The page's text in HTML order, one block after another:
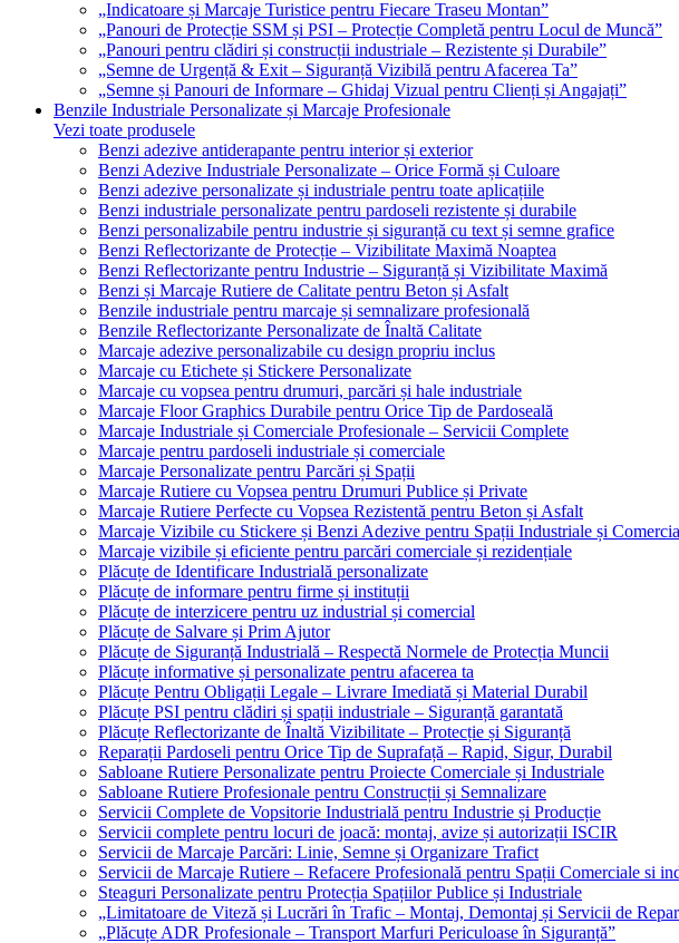
„Indicatoare și Marcaje Turistice pentru Fiecare Traseu Montan”
„Panouri de Protecție SSM și PSI – Protecție Completă pentru Locul de Muncă”
„Panouri pentru clădiri și construcții industriale – Rezistente și Durabile”
„Semne de Urgență & Exit – Siguranță Vizibilă pentru Afacerea Ta”
„Semne și Panouri de Informare – Ghidaj Vizual pentru Clienți și Angajați”
Benzile Industriale Personalizate și Marcaje Profesionale
Vezi toate produsele
Benzi adezive antiderapante pentru interior și exterior
Benzi Adezive Industriale Personalizate – Orice Formă și Culoare
Benzi adezive personalizate și industriale pentru toate aplicațiile
Benzi industriale personalizate pentru pardoseli rezistente și durabile
Benzi personalizabile pentru industrie și siguranță cu text și semne grafice
Benzi Reflectorizante de Protecție – Vizibilitate Maximă Noaptea
Benzi Reflectorizante pentru Industrie – Siguranță și Vizibilitate Maximă
Benzi și Marcaje Rutiere de Calitate pentru Beton și Asfalt
Benzile industriale pentru marcaje și semnalizare profesională
Benzile Reflectorizante Personalizate de Înaltă Calitate
Marcaje adezive personalizabile cu design propriu inclus
Marcaje cu Etichete și Stickere Personalizate
Marcaje cu vopsea pentru drumuri, parcări și hale industriale
Marcaje Floor Graphics Durabile pentru Orice Tip de Pardoseală
Marcaje Industriale și Comerciale Profesionale – Servicii Complete
Marcaje pentru pardoseli industriale și comerciale
Marcaje Personalizate pentru Parcări și Spații
Marcaje Rutiere cu Vopsea pentru Drumuri Publice și Private
Marcaje Rutiere Perfecte cu Vopsea Rezistentă pentru Beton și Asfalt
Marcaje Vizibile cu Stickere și Benzi Adezive pentru Spații Industriale și
Marcaje vizibile și eficiente pentru parcări comerciale și rezidențiale
Plăcuțe de Identificare Industrială personalizate
Plăcuțe de informare pentru firme și instituții
Plăcuțe de interzicere pentru uz industrial și comercial
Plăcuțe de Salvare și Prim Ajutor
Plăcuțe de Siguranță Industrială – Respectă Normele de Protecția Muncii
Plăcuțe informative și personalizate pentru afacerea ta
Plăcuțe Pentru Obligații Legale – Livrare Imediată și Material Durabil
Plăcuțe PSI pentru clădiri și spații industriale – Siguranță garantată
Plăcuțe Reflectorizante de Înaltă Vizibilitate – Protecție și Siguranță
Reparații Pardoseli pentru Orice Tip de Suprafață – Rapid, Sigur, Durabil
Sabloane Rutiere Personalizate pentru Proiecte Comerciale și Industriale
Sabloane Rutiere Profesionale pentru Construcții și Semnalizare
Servicii Complete de Vopsitorie Industrială pentru Industrie și Producție
Servicii complete pentru locuri de joacă: montaj, avize și autorizații ISCIR
Servicii de Marcaje Parcări: Linie, Semne și Organizare Trafict
Servicii de Marcaje Rutiere – Refacere Profesională pentru Spații Comerciale si
Steaguri Personalizate pentru Protecția Spațiilor Publice și Industriale
„Limitatoare de Viteză și Lucrări în Trafic – Montaj, Demontaj și Servicii de
„Plăcuțe ADR Profesionale – Transport Marfuri Periculoase în Siguranță”